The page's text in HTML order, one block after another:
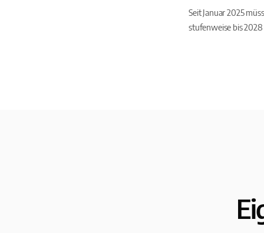
Seit Januar 2025
stufenweise bis